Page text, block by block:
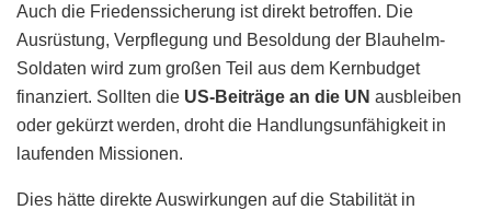
Auch die Friedenssicherung ist direkt betroffen. Die
Ausrüstung, Verpflegung und Besoldung der Blauhelm-
Soldaten wird zum großen Teil aus dem Kernbudget
finanziert. Sollten die US-Beiträge an die UN ausbleiben
oder gekürzt werden, droht die Handlungsunfähigkeit in
laufenden Missionen.
Dies hätte direkte Auswirkungen auf die Stabilität in